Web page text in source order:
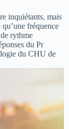
inquiétants, mais
fréquence
rythme
du Pr
du CHU de